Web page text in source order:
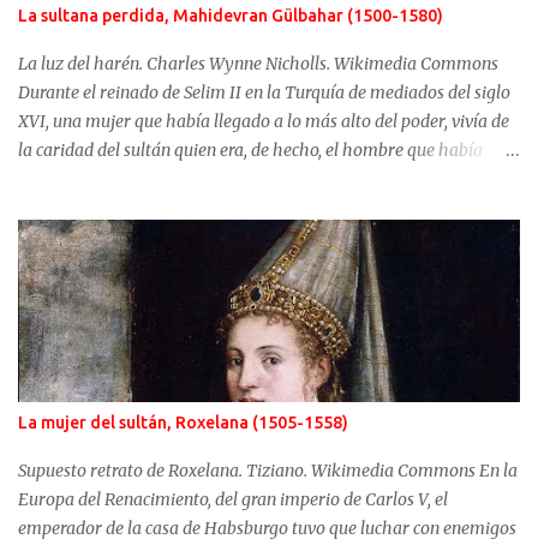
La sultana perdida, Mahidevran Gülbahar (1500-1580)
La luz del harén. Charles Wynne Nicholls. Wikimedia Commons
Durante el reinado de Selim II en la Turquía de mediados del siglo
XVI, una mujer que había llegado a lo más alto del poder, vivía de
la caridad del sultán quien era, de hecho, el hombre que había
fue su madre, la sultana Roxelana, quien después de ganarse el
favor del poderoso Solimán, consiguió que su primera esposa y su
hijo fueran alejados del poder. Mahidevran fue una mujer con
orígenes desconocidos que consiguió ser la reina del harén de una
Turquía que puso en jaque a Europa y terminó sus días desterrada
y olvidada. Mahidevran Sultan nació alrededor del año 1500 pero
sus primeros años de vida son desconocidos. Algunas fuentes
afirman que sus orígenes se sitúan en Albania mientras que otras,
las más difundidas, sitúan su nacimiento en el Cáucaso. El primer
dato conocido con seguridad de Ma...
La mujer del sultán, Roxelana (1505-1558)
Supuesto retrato de Roxelana. Tiziano. Wikimedia Commons En la
Europa del Renacimiento, del gran imperio de Carlos V, el
emperador de la casa de Habsburgo tuvo que luchar con enemigos